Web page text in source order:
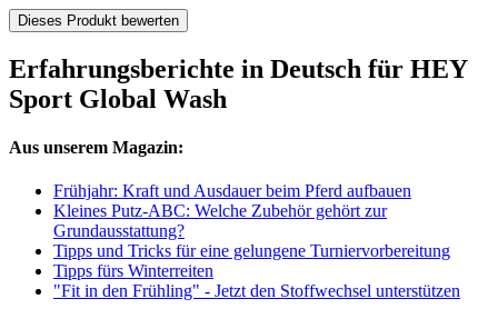
Dieses Produkt bewerten
Erfahrungsberichte in Deutsch für HEY
Sport Global Wash
Aus unserem Magazin:
Frühjahr: Kraft und Ausdauer beim Pferd aufbauen
Kleines Putz-ABC: Welche Zubehör gehört zur
Grundausstattung?
Tipps und Tricks für eine gelungene Turniervorbereitung
Tipps fürs Winterreiten
"Fit in den Frühling" - Jetzt den Stoffwechsel unterstützen